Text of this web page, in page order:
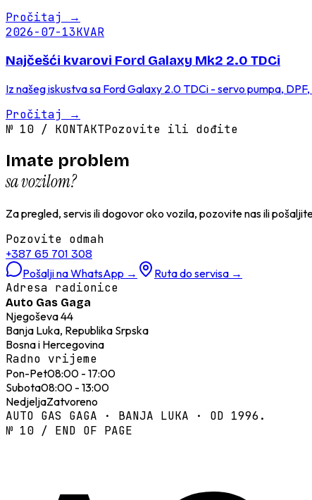
Pročitaj →
2026-07-13KVAR
Najčešći kvarovi Ford Galaxy Mk2 2.0 TDCi
Iz našeg iskustva sa Ford Galaxy 2.0 TDCi - servo pumpa,
Pročitaj →
№ 10 / KONTAKTPozovite ili dođite
Imate problem
sa vozilom?
Za pregled, servis ili dogovor oko vozila, pozovite nas ili
Pozovite odmah
+387 65 701 308
Pošalji na WhatsApp → Ruta do servisa →
Adresa radionice
Auto Gas Gaga
Njegoševa 44
Banja Luka, Republika Srpska
Bosna i Hercegovina
Radno vrijeme
Pon-Pet08:00 - 17:00
Subota08:00 - 13:00
NedjeljaZatvoreno
AUTO GAS GAGA · BANJA LUKA · OD 1996.
№ 10 / END OF PAGE